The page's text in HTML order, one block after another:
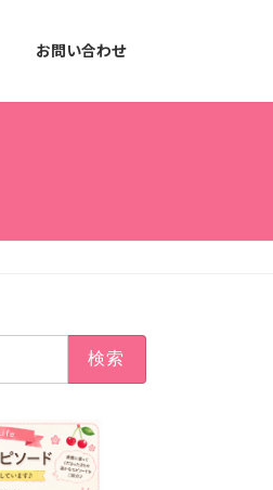
お問い合わせ